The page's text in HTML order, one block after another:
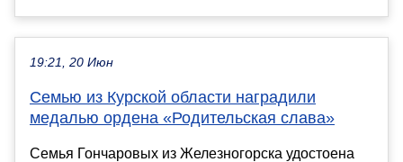
19:21, 20 Июн
Семью из Курской области наградили
медалью ордена «Родительская слава»
Семья Гончаровых из Железногорска удостоена